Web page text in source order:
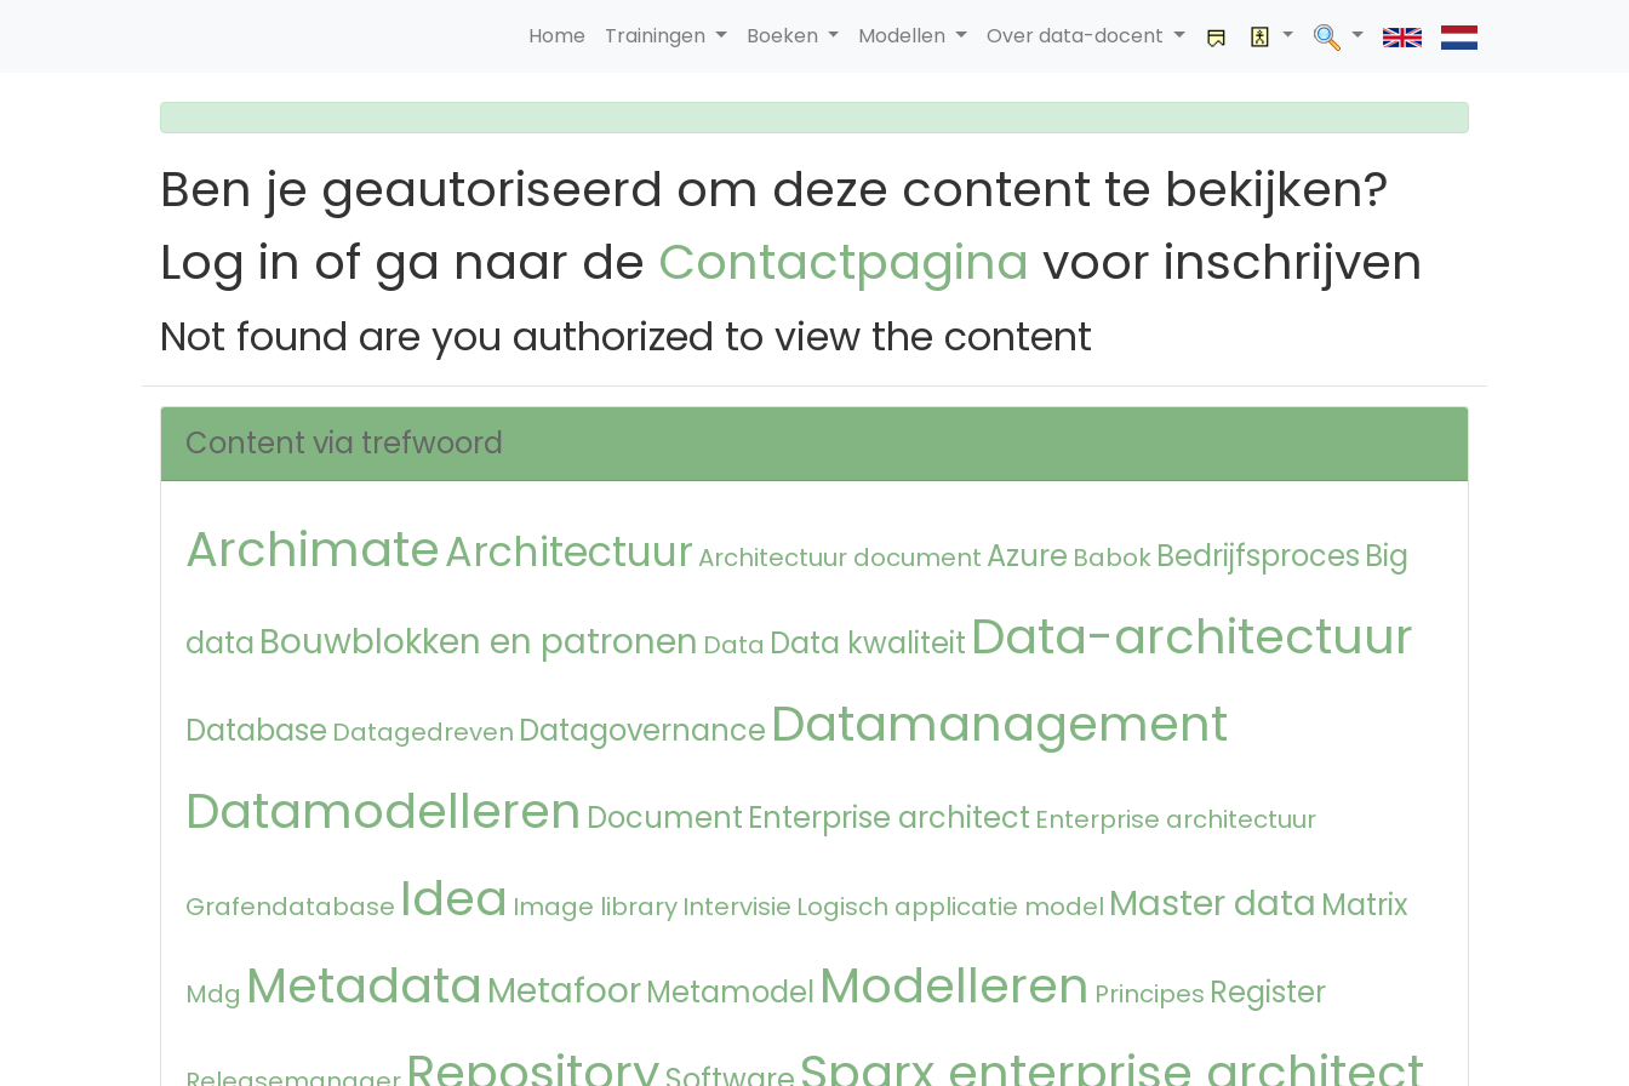
Home Trainingen Boeken Modellen Over data-docent
Ben je geautoriseerd om deze content te bekijken?
Log in of ga naar de Contactpagina voor inschrijven
Not found are you authorized to view the content
Content via trefwoord
ArchimateArchitectuur Architectuur document Azure Babok Bedrijfsproces Big
data Bouwblokken en patronen Data Data kwaliteit Data-architectuur
Database Datagedreven Datagovernance Datamanagement
Datamodelleren Document Enterprise architect Enterprise architectuur
Grafendatabase Idea Image library Intervisie Logisch applicatie model Master data Matrix
Mdg Metadata MetafoorMetamodel Modelleren Principes Register